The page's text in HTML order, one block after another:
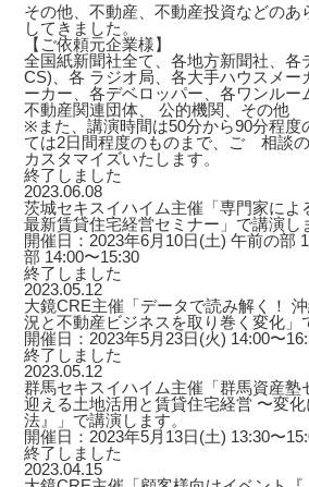
その他、不動産、不動産投資などのあ
してきました。
【ご依頼元企業様】
全国紙新聞社全て、各地方新聞社、各
CS)、各 ラジオ局、各大手ハウスメー
ーカー、各デベロッパー、各ワンルー
不動産関連団体、 公的機関、その他
※また、講演時間は50分から90分程度
ては2日間程度のものまで、ご゙相談
カスタマイズいたします。
終了しました
2023.06.08
茨城セキスイハイム主催「専門家によ
最新賃貸住宅経営セミナー」で講演し
開催日：2023年6月10日(土) 午前の部
部 14:00〜15:30
終了しました
2023.05.12
大鏡CRE主催「データで読み解く！
況と不動産ビジネスを取り巻く変化」
開催日：2023年5月23日(火) 14:00〜
終了しました
2023.05.12
群馬セキスイハイム主催「群馬資産塾
迎える土地活用と賃貸住宅経営 〜変
法』」で講演します。
開催日：2023年5月13日(土) 13:30〜
終了しました
2023.04.15